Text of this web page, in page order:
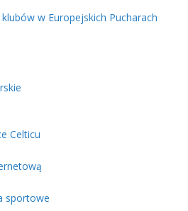
w Europejskich Pucharach
Celticu
sportowe